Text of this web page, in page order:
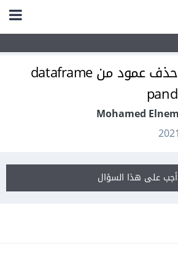
كيفية حذف عمود من dataframe
أجب على هذا السؤال